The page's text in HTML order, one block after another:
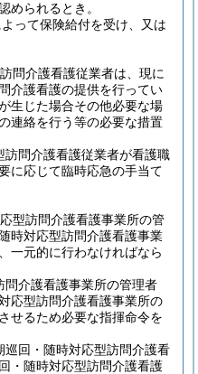
められるとき。
って保険給付を受け、又は
問介護看護従業者は、現に
介護看護の提供を行ってい
生じた場合その他必要な場
連絡を行う等の必要な措置
問介護看護従業者が看護職
に応じて臨時応急の手当て
型訪問介護看護事業所の管
時対応型訪問介護看護事業
一元的に行わなければなら
介護看護事業所の管理者
応型訪問介護看護事業所の
せるため必要な指揮命令を
回・随時対応型訪問介護看
・随時対応型訪問介護看護